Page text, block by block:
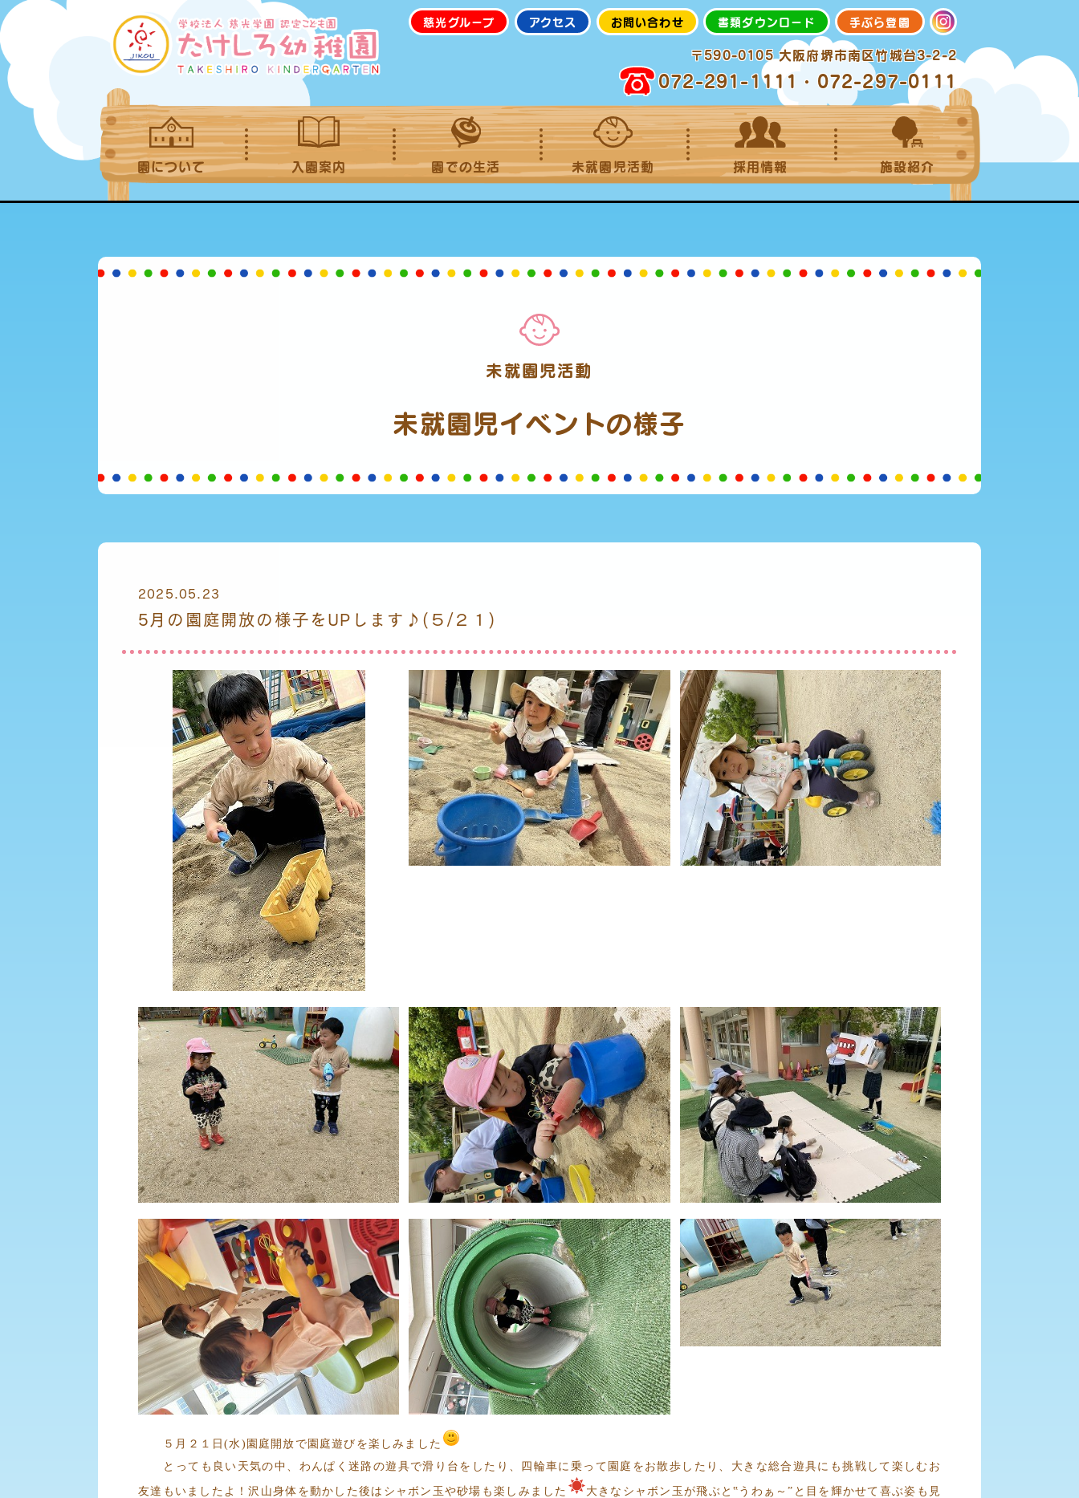
慈光グループ アクセス お問い合わせ 書類ダウンロード 手ぶら登園
〒590-0105 大阪府堺市南区竹城台3-2-2
072-291-1111・072-297-0111
園について 入園案内 園での生活 未就園児活動 採用情報 施設紹介
未就園児活動
未就園児イベントの様子
2025.05.23
5月の園庭開放の様子をUPします♪(５/２１)
５月２１日(水)園庭開放で園庭遊びを楽しみました
とっても良い天気の中、わんぱく迷路の遊具で滑り台をしたり、四輪車に乗って園庭をお散歩したり、大きな総合遊具にも挑戦して楽しむお
友達もいましたよ！沢山身体を動かした後はシャボン玉や砂場も楽しみました 大きなシャボン玉が飛ぶと‟うわぁ～”と目を輝かせて喜ぶ姿も見